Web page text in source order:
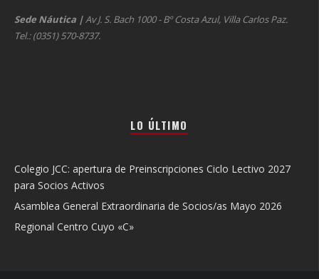
Sede Náutica |Av J. S. Bach 1000 - Bº Costa Azul, Villa Carlos Paz.
Tel.: (0351) 570-8737.
LO ÚLTIMO
Colegio JCC: apertura de Preinscripciones Ciclo Lectivo 2027
para Socios Activos
Asamblea General Extraordinaria de Socios/as Mayo 2026
Regional Centro Cuyo «C»